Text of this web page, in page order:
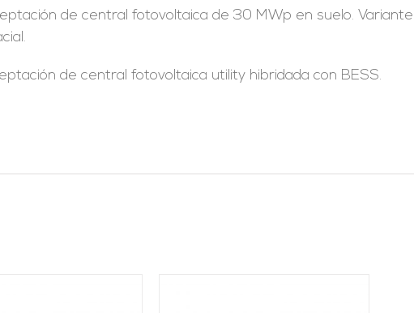
de central fotovoltaica de 30 MWp en suelo. Variante
de central fotovoltaica utility hibridada con BESS.